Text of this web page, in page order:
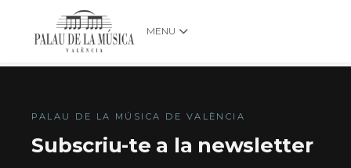
MENU
PALAU DE LA MÚSICA DE VALÈNCIA
Subscriu-te a la newsletter